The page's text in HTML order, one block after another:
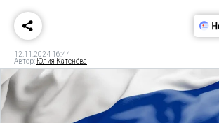
12.11.2024 16:44
Автор: Юлия Катенёва